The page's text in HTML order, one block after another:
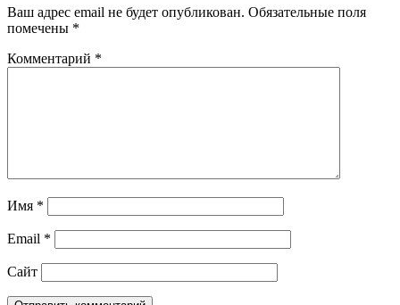
Ваш адрес email не будет опубликован. Обязательные поля
помечены *
Комментарий *
Имя *
Email *
Сайт